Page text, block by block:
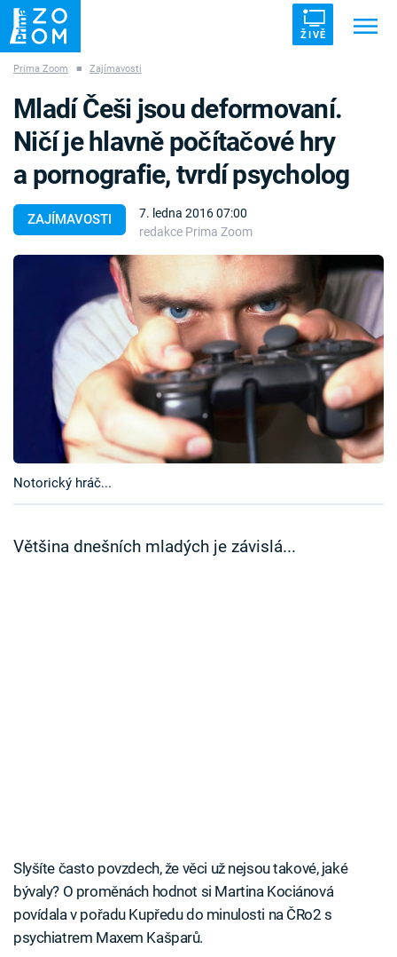
ŽIVĚ
ZÁHADY VETŘELCI DÁVNOVĚKU
Témata
Pořady
TV Program
Časopis
Sledujte prima+
Prima Zoom ■ Zajímavosti
ZAJÍMAVOSTI
7. ledna 2016 07:00
redakce Prima Zoom
Mladí Češi jsou deformovaní.
Ničí je hlavně počítačové hry
a pornografie, tvrdí psycholog
Notorický hráč...
Většina dnešních mladých je závislá...
Slyšíte často povzdech, že věci už nejsou takové, jaké
bývaly? O proměnách hodnot si Martina Kociánová
povídala v pořadu Kupředu do minulosti na ČRo2 s
psychiatrem Maxem Kašparů.